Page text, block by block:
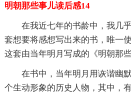
明朝那些事儿读后感14
在我近七年的书龄中，我几
套想要将感想写出来的书，唯一
这套由当年明月写成的《明朝那些
在书中，当年明月用诙谐幽
个生动形象的历史人物，其中，